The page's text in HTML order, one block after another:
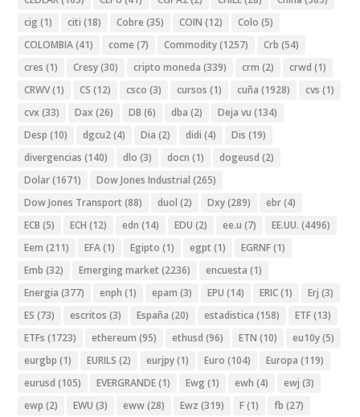
cig (1) citi (18) Cobre (35) COIN (12) Colo (5)
COLOMBIA(41) come (7) Commodity(1257) Crb (54)
cres (1) Cresy(30) cripto moneda (339) crm (2) crwd (1)
CRWV(1) CS (12) csco (3) cursos (1) cuña (1928) cvs (1)
cvx (33) Dax (26) DB (6) dba (2) Deja vu (134)
Desp (10) dgcu2(4) Dia (2) didi (4) Dis (19)
divergencias (140) dlo (3) docn (1) dogeusd (2)
Dolar(1671) Dow Jones Industrial (265)
Dow Jones Transport (88) duol (2) Dxy(289) ebr(4)
ECB (5) ECH (12) edn (14) EDU (2) ee.u (7) EE.UU. (4496)
Eem (211) EFA(1) Egipto (1) egpt (1) EGRNF(1)
Emb (32) Emerging market (2236) encuesta (1)
Energia (377) enph (1) epam (3) EPU (14) ERIC(1) Erj (3)
ES (73) escritos (3) España (20) estadistica (158) ETF(13)
ETFs (1723) ethereum (95) ethusd (96) ETN (10) eu10y(5)
eurgbp (1) EURILS (2) eurjpy(1) Euro (104) Europa (119)
eurusd (105) EVERGRANDE(1) Ewg (1) ewh (4) ewj (3)
ewp (2) EWU (3) eww(28) Ewz (319) F(1) fb (27)